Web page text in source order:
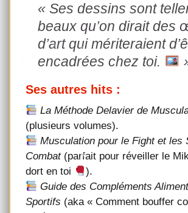
« Ses dessins sont
beaux qu’on dirait des
d’art qui mériteraient
encadrées chez toi.
Ses autres hits :
La Méthode Delavier de
(plusieurs volumes).
Musculation pour le Fight et les
Combat(parfait pour réveiller le
dort en toi
).
Guide des Compléments
Sportifs (aka « Comment bouffer